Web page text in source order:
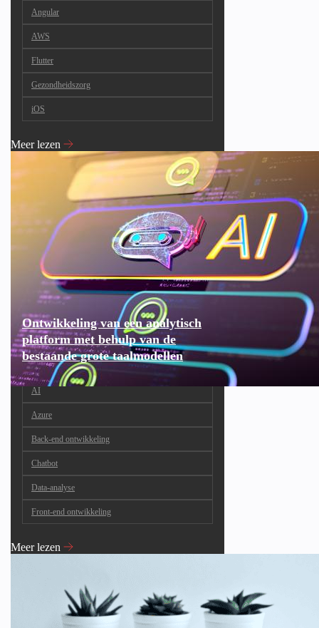
Angular
AWS
Flutter
Gezondheidszorg
iOS
Meer lezen
Ontwikkeling van een analytisch
platform met behulp van de
bestaande grote taalmodellen
AI
Azure
Back-end ontwikkeling
Chatbot
Data-analyse
Front-end ontwikkeling
Meer lezen